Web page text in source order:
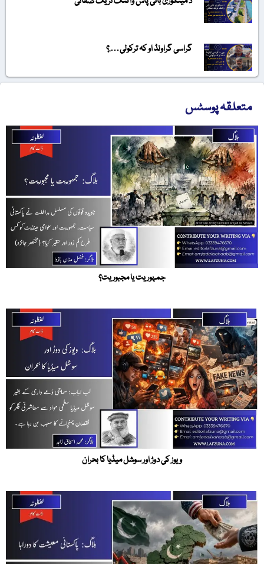
گراسی گراونڈ او کہ ترکولی….؟
متعلقہ پوسٹس
جمہوریت یا مجبوریت؟
ویوز کی دوڑ اور سوشل میڈیا کا بحران